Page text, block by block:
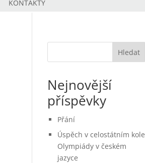
KONTAKTY
Hledat
Nejnovější
příspěvky
Přání
Úspěch v celostátním kole
Olympiády v českém
jazyce